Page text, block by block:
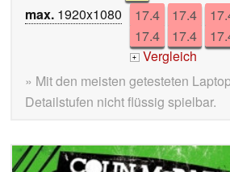
max. 1920x1080 17.4 17.4
17.4
17.4
+ Vergleich
» Mit den meisten getesteten
Detailstufen nicht flüssig spielbar.